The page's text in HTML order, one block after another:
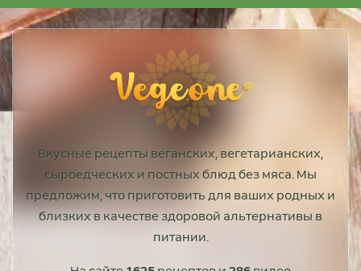
Вкусные рецепты веганских, вегетарианских,
сыроедческих и постных блюд без мяса. Мы
предложим, что приготовить для ваших родных и
близких в качестве здоровой альтернативы в
питании.